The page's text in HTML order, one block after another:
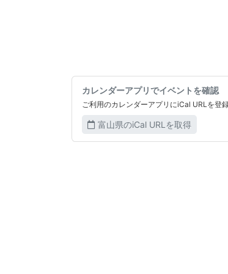
カレンダーアプリでイベントを確認
ご利用のカレンダーアプリにiCal URLを登
富山県のiCal URLを取得